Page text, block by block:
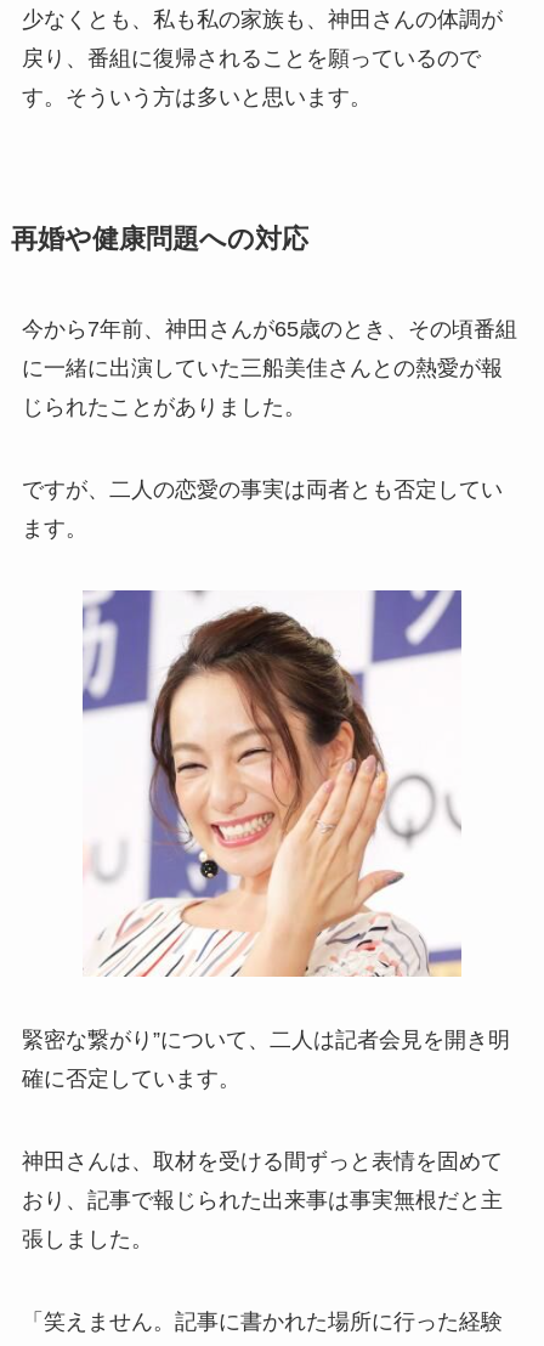
少なくとも、私も私の家族も、神田さんの体調が
戻り、番組に復帰されることを願っているので
す。そういう方は多いと思います。
再婚や健康問題への対応
今から7年前、神田さんが65歳のとき、その頃番組
に一緒に出演していた三船美佳さんとの熱愛が報
じられたことがありました。
ですが、二人の恋愛の事実は両者とも否定してい
ます。
緊密な繋がり”について、二人は記者会見を開き明
確に否定しています。
神田さんは、取材を受ける間ずっと表情を固めて
おり、記事で報じられた出来事は事実無根だと主
張しました。
「笑えません。記事に書かれた場所に行った経験